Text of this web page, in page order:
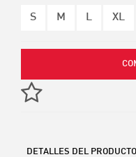
S M L XL
DETALLES DEL PRODUCTO